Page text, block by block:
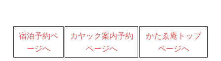
宿泊予約ペ
ージへ
カヤック案内予約
ページへ
かたゑ庵トップ
ページへ